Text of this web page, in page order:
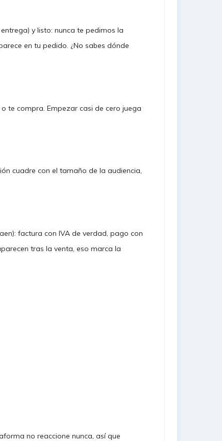
y listo: nunca te pedimos la
en tu pedido. ¿No sabes dónde
te compra. Empezar casi de cero juega
cuadre con el tamaño de la audiencia,
factura con IVA de verdad, pago con
tras la venta, eso marca la
no reaccione nunca, así que